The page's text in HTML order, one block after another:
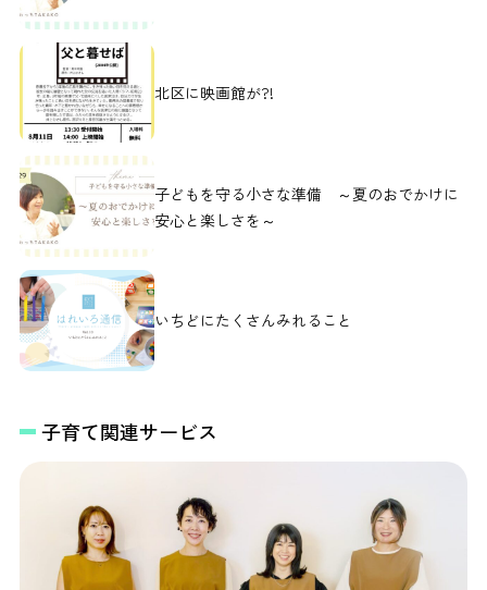
北区に映画館が?!
子どもを守る小さな準備 ～夏のおでかけに
安心と楽しさを～
いちどにたくさんみれること
子育て関連サービス